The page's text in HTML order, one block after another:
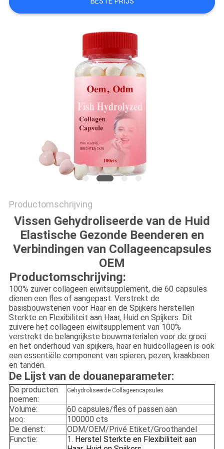
PRIVACYBELEID
Productomschrijving
Vissen Gehydroliseerde van de Huid
Elastische Gezonde Beenderen en
Verbindingen van Collageencapsules
OEM
Productomschrijving:
100% zuiver collageen eiwitsupplement, die 60 capsules
dienen een fles of aangepast. Verstrekt de
basisbouwstenen voor Haar en de Spijkers herstellen
Sterkte en Flexibiliteit aan Haar, Huid en Spijkers. Dit
zuivere het collageen eiwitsupplement van 100%
verstrekt de belangrijkste bouwmaterialen voor de groei
en het onderhoud van spijkers, haar en huidcollageen is ook
een essentiële component van spieren, pezen, kraakbeen
en tanden.
De Lijst van de douaneparameter:
De producten
noemen:
Gehydroliseerde Collageencapsules
Volume: 60 capsules/fles of passen aan
MOQ:
100000 cts
De dienst:
ODM/OEM/Privé Etiket/Groothandel
Functie:
1. Herstel Sterkte en Flexibiliteit aan